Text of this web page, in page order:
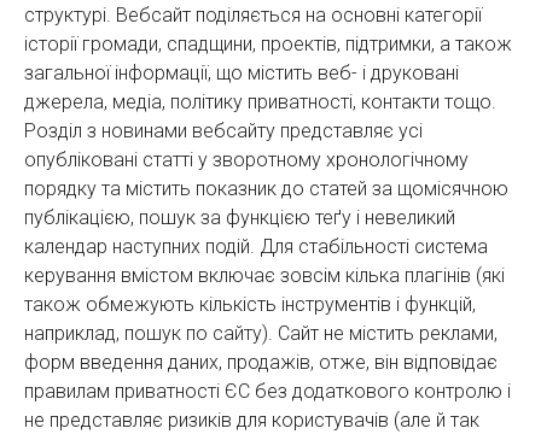
структурі. Вебсайт поділяється на основні категорії
історії громади, спадщини, проектів, підтримки, а також
загальної інформації, що містить веб- і друковані
джерела, медіа, політику приватності, контакти тощо.
Розділ з новинами вебсайту представляє усі
опубліковані статті у зворотному хронологічному
порядку та містить показник до статей за щомісячною
публікацією, пошук за функцією теґу і невеликий
календар наступних подій. Для стабільності система
керування вмістом включає зовсім кілька плагінів (які
також обмежують кількість інструментів і функцій,
наприклад, пошук по сайту). Сайт не містить реклами,
форм введення даних, продажів, отже, він відповідає
правилам приватності ЄС без додаткового контролю і
не представляє ризиків для користувачів (але й так